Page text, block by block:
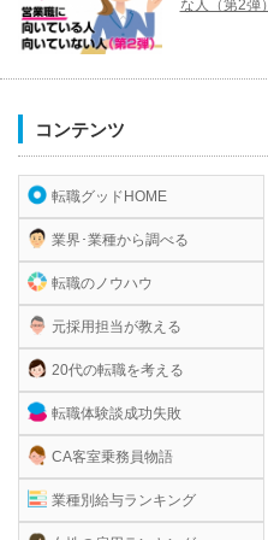
な人（第2弾）
コンテンツ
転職グッドHOME
業界･業種から調べる
転職のノウハウ
元採用担当が教える
20代の転職を考える
転職体験談成功失敗
CA客室乗務員物語
業種別給与ランキング